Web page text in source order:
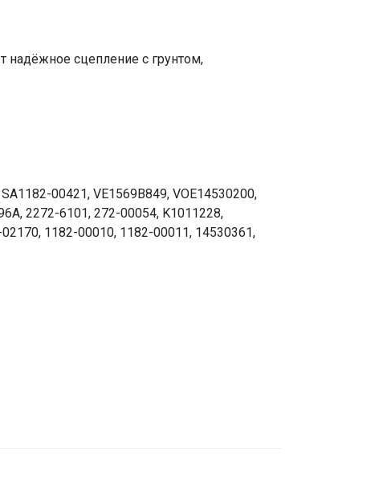
надёжное сцепление с грунтом,
00421, VE1569B849, VOE14530200,
2272-6101, 272-00054, K1011228,
1182-00010, 1182-00011, 14530361,